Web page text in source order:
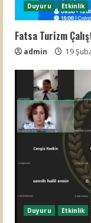
Duyuru Etkinlik
Fatsa Turizm
admin 19
Duyuru Etkinlik